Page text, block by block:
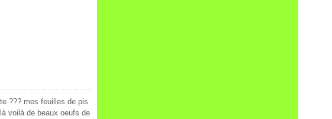
??? mes feuilles de pis
voilà de beaux oeufs de